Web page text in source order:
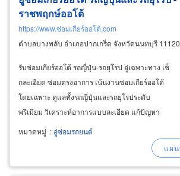
ราชพฤกษ์ออโต้
https://www.ซ่อมเกียร์ออโต้.com
ตำบลบางพลับ อำเภอปากเกร็ด จังหวัดนนทบุรี 11120
รับซ่อมเกียร์ออโต้ รถญี่ปุ่น-รถยุโรป อู่เฉพาะทาง เช็
กละเอียด ซ่อมตรงอาการ เน้นงานซ่อมเกียร์ออโต้
โดยเฉพาะ ดูแลทั้งรถญี่ปุ่นและรถยุโรประดับ
พรีเมียม วิเคราะห์อาการแบบละเอียด แก้ปัญหา
ตรงจุด เน้นงานจบ ขับลื่น เปลี่ยนเกียร์นุ่ม ใช้งานได้
มั่นใจในระยะยาว พร้อมดูแลตั้งแต่รถใช้งานทั่วไป
หมวดหมู่ : อู่ซ่อมรถยนต์